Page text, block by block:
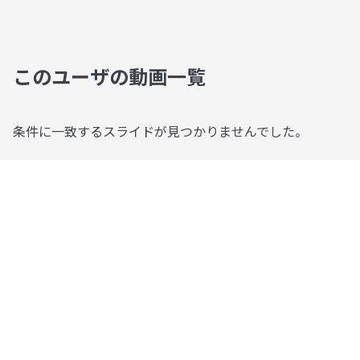
このユーザの動画一覧
条件に一致するスライドが見つかりませんでした。